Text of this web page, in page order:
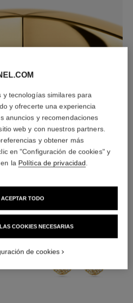
TAMBIÉN
y tecnologías similares para
y ofrecerte una experiencia
anuncios y recomendaciones
web y con nuestros partners.
y obtener más
en "Configuración de cookies" y
la Política de privacidad
COOKIES NECESARIAS
ACEPTAR TODO
de cookies